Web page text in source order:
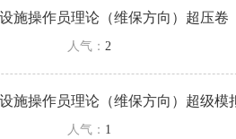
施操作员理论（维保方向）超压卷
人气： 2
施操作员理论（维保方向）超级模
人气： 1